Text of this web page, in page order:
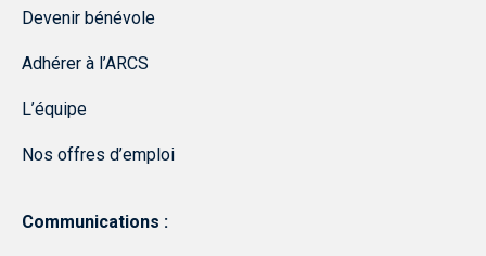
Devenir bénévole
Adhérer à l’ARCS
L’équipe
Nos offres d’emploi
Communications :